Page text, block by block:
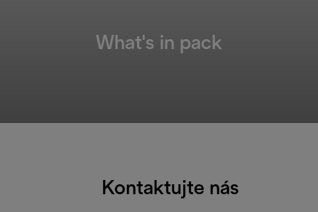
What's in pack
Kontaktujte nás